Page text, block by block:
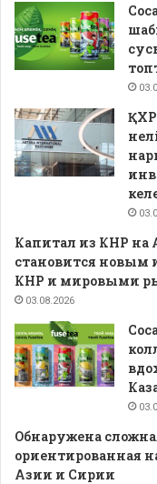
Капитал из КНР на
становится
КНР и мировыми
03.08.2026
Обнаружена
ориентированная
Азии и Сирии